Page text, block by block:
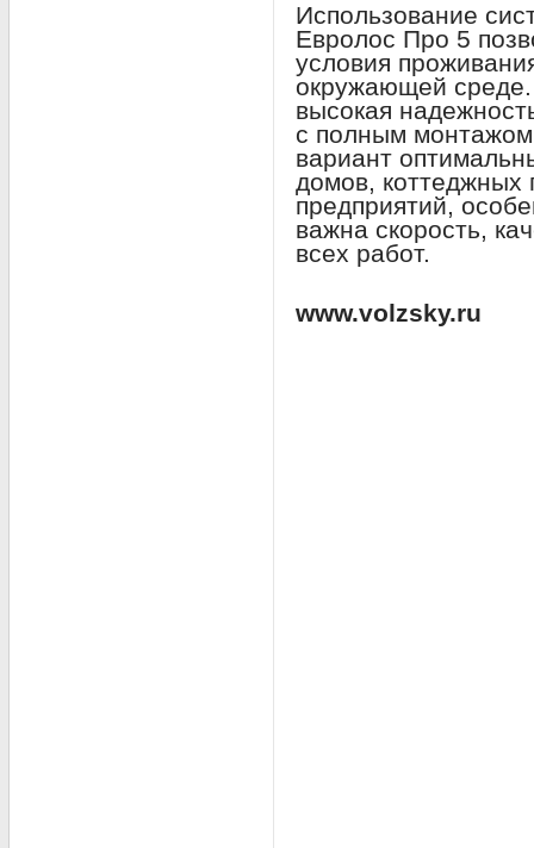
Использование
Евролос Про 5
условия
окружающей
высокая
с полным
вариант
домов, коттеджных
предприятий,
важна скорость,
всех работ.
www.volzsky.ru